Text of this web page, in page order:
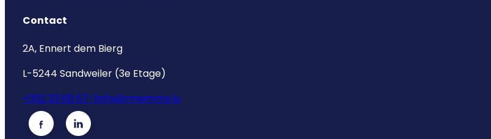
Contact
2A, Ennert dem Bierg
L-5244 Sandweiler (3e Etage)
+352 33 66 67-1info@rmsimmo.lu